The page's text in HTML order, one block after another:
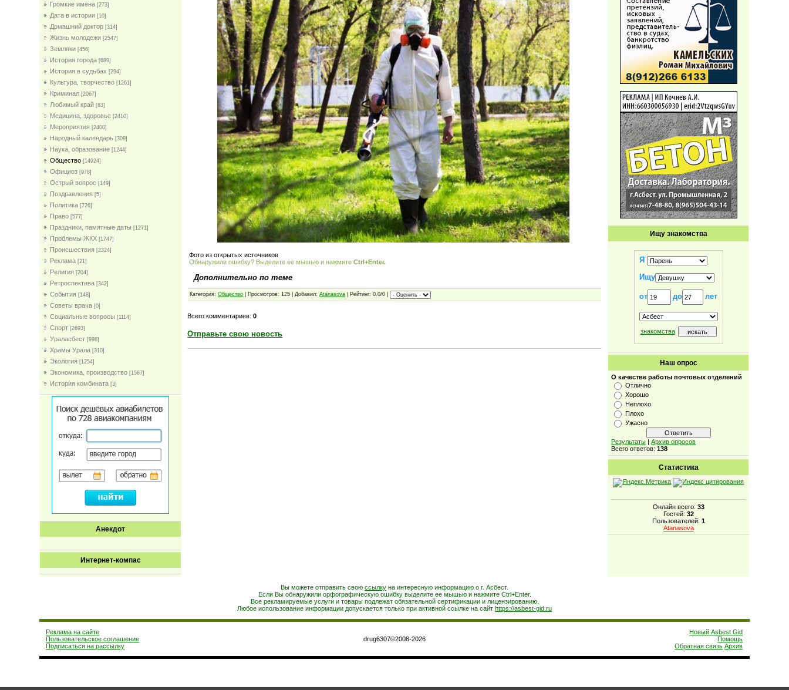
Громкие имена [273]
Дата в истории [10]
Домашний доктор [314]
Жизнь молодежи [2547]
Земляки [456]
История города [689]
История в судьбах [294]
Культура, творчество [1261]
Криминал [2067]
Любимый край [83]
Медицина, здоровье [2410]
Мероприятия [2400]
Народный календарь [309]
Наука, образование [1244]
Общество [14924]
Официоз [978]
Острый вопрос [149]
Поздравления [5]
Политика [726]
Право [577]
Праздники, памятные даты [1271]
Проблемы ЖКХ [1747]
Проиcшествия [2324]
Реклама [21]
Религия [204]
Ретроспектива [342]
События [148]
Советы врача [0]
Социальные вопросы [1114]
Спорт [2693]
Ураласбест [998]
Храмы Урала [310]
Экология [1254]
Экономика, производство [1567]
История комбината [3]
Анекдот
Интернет-компас
Фото из открытых источников
Обнаружили ошибку? Выделите ее мышью и нажмитеCtrl+Enter.
Дополнительно по теме
Категория:Общество | Просмотров: 125 | Добавил:Atanasova | Рейтинг: 0.0/0 |
Всего комментариев:0
Отправьте свою новость
Ищу знакомства
Я
Ищу
от до лет
знакомства
Наш опрос
О качестве работы почтовых отделений
Отлично
Хорошо
Неплохо
Плохо
Ужасно
Результаты |Архив опросов
Всего ответов:138
Статистика
Онлайн всего: 33
Гостей: 32
Пользователей: 1
Atanasova
Вы можете отправить свою ссылку на интересную информацию о г. Асбест.
Если Вы обнаружили орфографическую ошибку выделите ее мышью и нажмите Ctrl+Enter.
Все рекламируемые услуги и товары подлежат обязательной сертификации и лицензированию.
Любое использование информации допускается только при активной ссылке на сайт https://asbest-gid.ru
Реклама на сайте
Пользовательское соглашение
Подписаться на рассылку
drug6307©2008-2026
Новый Asbest Gid
Помощь
Обратная связь Архив